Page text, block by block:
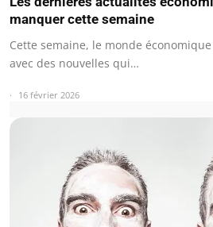
manquer cette semaine
Cette semaine, le monde
avec des nouvelles qui…
16 février 2026